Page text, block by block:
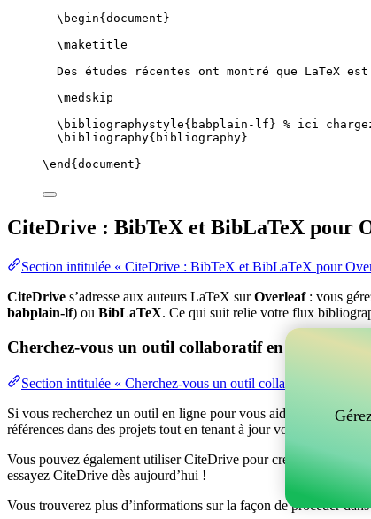
\begin{ document }
\maketitle
Des études récentes ont montré que LaTeX
\medskip
\bibliographystyle{babplain-lf} % ici
\bibliography{bibliography}
\end { document }
CiteDrive : BibTeX et BibLaTeX pour
Section intitulée « CiteDrive : BibTeX et BibLaTeX pour
CiteDrive s’adresse aux auteurs LaTeX surOverleaf: vous
babplain-lf) ou BibLaTeX. Ce qui suit relie votre flux
Cherchez-vous un outil collaboratif en ligne pour
Section intitulée « Cherchez-vous un outil collaboratif en
Si vous recherchez un outil en ligne pour vous aider à gérer
références dans des projets tout en tenant à jour vos entrées
Vous pouvez également utiliser CiteDrive pour créer des
essayez CiteDrive dès aujourd’hui !
Vous trouverez plus d’informations sur la façon de procéder